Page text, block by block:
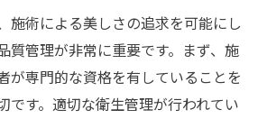
施術による美しさの追求を可能にし
質管理が非常に重要です。まず、施
が専門的な資格を有していることを
です。適切な衛生管理が行われてい